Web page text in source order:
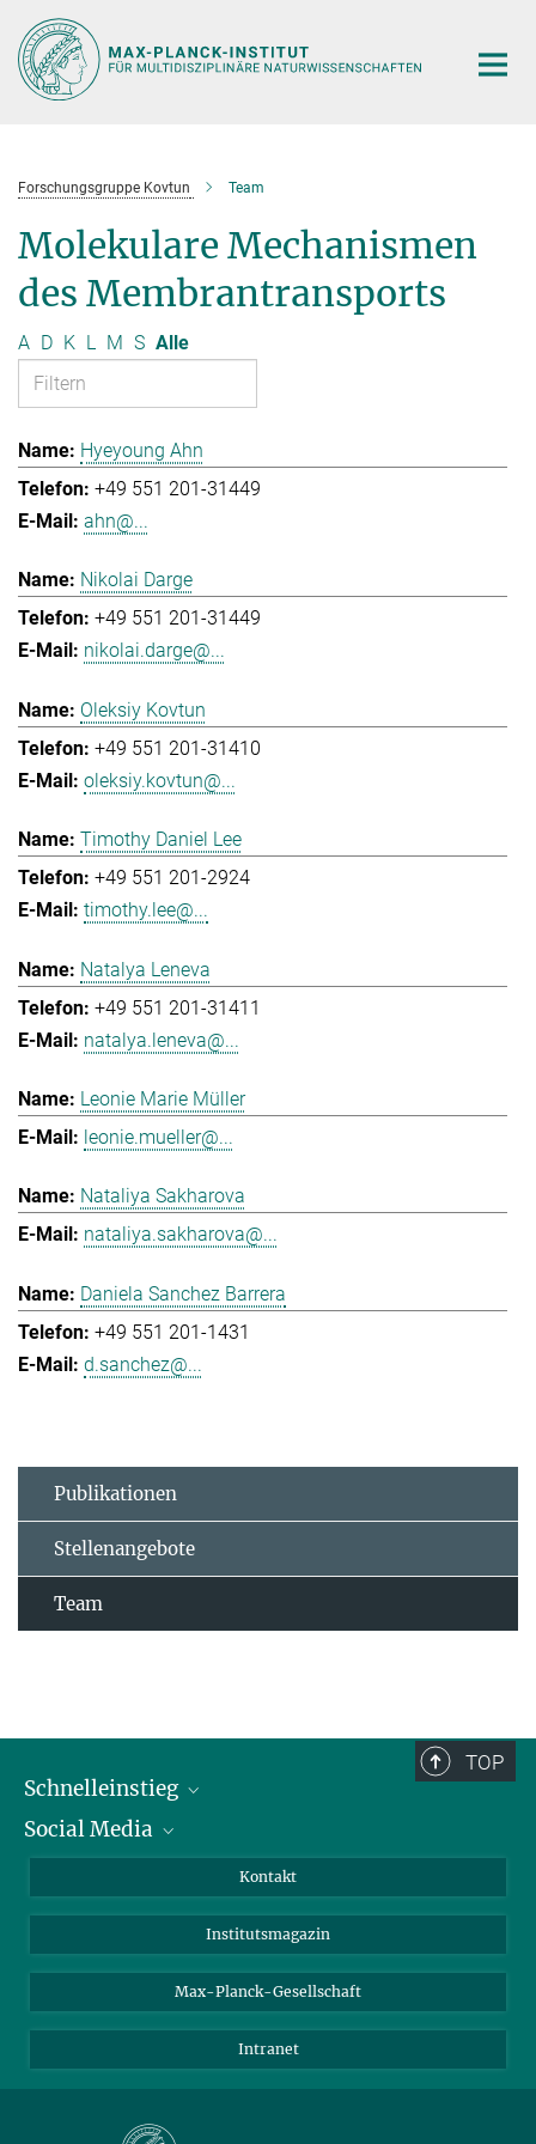
Hauptinhalt
Forschungsgruppe Kovtun Team
Molekulare Mechanismen
des Membrantransports
A D K L M S Alle
Hyeyoung Ahn
+49 551 201-31449
ahn@...
Nikolai Darge
+49 551 201-31449
nikolai.darge@...
Oleksiy Kovtun
+49 551 201-31410
oleksiy.kovtun@...
Timothy Daniel Lee
+49 551 201-2924
timothy.lee@...
Natalya Leneva
+49 551 201-31411
natalya.leneva@...
Leonie Marie Müller
leonie.mueller@...
Nataliya Sakharova
nataliya.sakharova@...
Daniela Sanchez Barrera
+49 551 201-1431
d.sanchez@...
Publikationen
Stellenangebote
Team
TOP
Schnelleinstieg
Alumni
Schulen
Studierende
Social Media
Facebook
YouTube
Kontakt
Institutsmagazin
Max-Planck-Gesellschaft
Intranet